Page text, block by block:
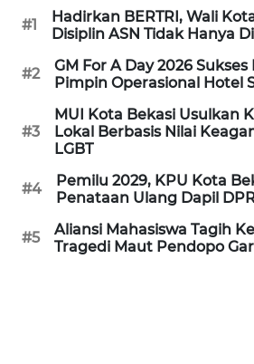
#1
Hadirkan BERTRI, Wali
Disiplin ASN Tidak Hanya
#2
GM For A Day 2026
Pimpin Operasional Hotel
#3
MUI Kota Bekasi Usulkan
Lokal Berbasis Nilai
LGBT
#4
Pemilu 2029, KPU Kota
Penataan Ulang Dapil
#5
Aliansi Mahasiswa Tagih
Tragedi Maut Pendopo
WN
BINJAI
WN
CIREBON
WN
INDRAMAYU
WN
KUNINGAN